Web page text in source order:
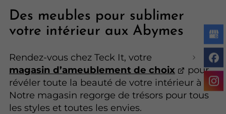
Des meubles pour sublimer
votre intérieur aux Abymes
Rendez-vous chez Teck It, votre
magasin d’ameublement de choix
pour
révéler toute la beauté de votre intérieur à .
Notre magasin regorge de trésors pour tous
les styles et toutes les envies.